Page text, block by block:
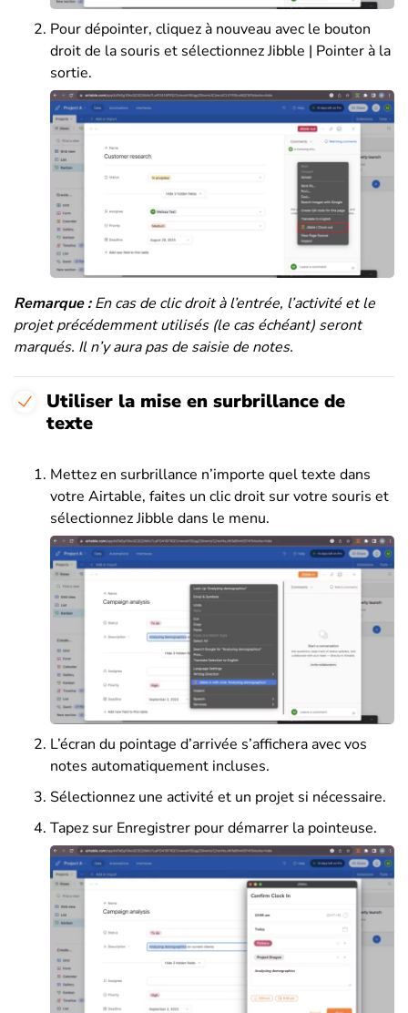
Pour dépointer, cliquez à nouveau avec le bouton
droit de la souris et sélectionnez Jibble | Pointer à la
sortie.
Remarque :En cas de clic droit à l’entrée, l’activité et le
projet précédemment utilisés (le cas échéant) seront
marqués. Il n’y aura pas de saisie de notes.
Utiliser la mise en surbrillance de
texte
Mettez en surbrillance n’importe quel texte dans
votre Airtable, faites un clic droit sur votre souris et
sélectionnez Jibble dans le menu.
L’écran du pointage d’arrivée s’affichera avec vos
notes automatiquement incluses.
Sélectionnez une activité et un projet si nécessaire.
Tapez sur Enregistrer pour démarrer la pointeuse.